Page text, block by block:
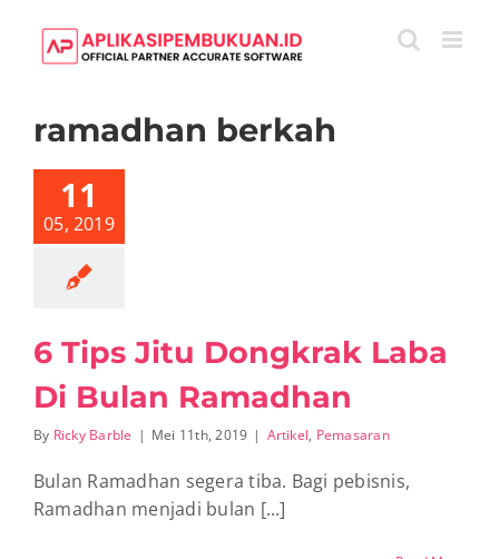
content
ramadhan berkah
11
05, 2019
Pemasaran
6 Tips Jitu Dongkrak Laba
Di Bulan Ramadhan
By Ricky Barble | Mei 11th, 2019 | Artikel, Pemasaran
Bulan Ramadhan segera tiba. Bagi pebisnis,
Ramadhan menjadi bulan [...]